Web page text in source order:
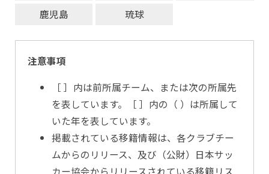
鹿児島
琉球
注意事項
［ ］内は前所属チーム、または次の所属先
を表しています。［ ］内の（ ）は所属して
いた年を表しています。
掲載されている移籍情報は、各クラブチー
ムからのリリース、及び（公財）日本サッ